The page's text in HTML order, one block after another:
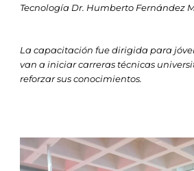
Tecnología Dr. Humberto Fernández
La capacitación fue dirigida para
van a iniciar carreras técnicas
reforzar sus conocimientos.